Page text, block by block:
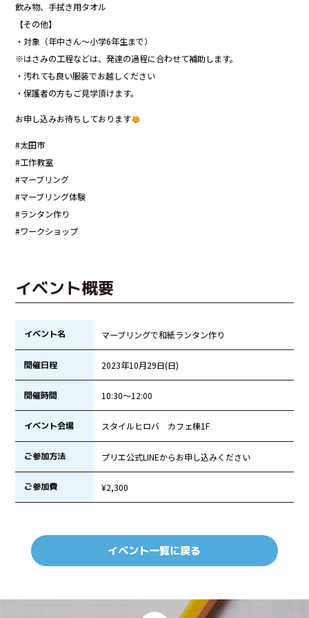
飲み物、手拭き用タオル
【その他】
・対象（年中さん〜小学6年生まで）
※はさみの工程などは、発達の過程に合わせて補助します。
・汚れても良い服装でお越しください
・保護者の方もご見学頂けます。
お申し込みお待ちしております
#太田市
#工作教室
#マーブリング
#マーブリング体験
#ランタン作り
#ワークショップ
イベント概要
イベント名 マーブリングで和紙ランタン作り
開催日程 2023年10月29日(日)
開催時間 10:30〜12:00
イベント会場 スタイルヒロバ カフェ棟1F
ご参加方法 プリエ公式LINEからお申し込みください
ご参加費 ¥2,300
イベント一覧に戻る